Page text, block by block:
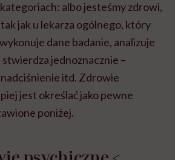
albo jesteśmy zdrowi,
jak u lekarza ogólnego, który
dane badanie, analizuje
stwierdza jednoznacznie –
nadciśnienie itd. Zdrowie
jest określać jako pewne
poniżej.